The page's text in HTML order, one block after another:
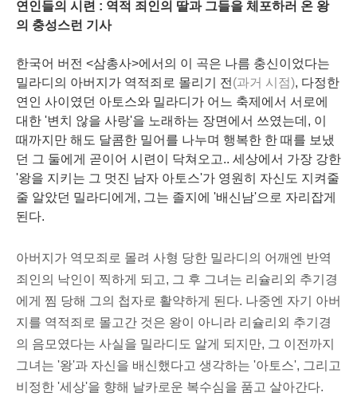
연인들의 시련 : 역적 죄인의 딸과 그들을 체포하러 온 왕
의 충성스런 기사
한국어 버전 <삼총사>에서의 이 곡은 나름 충신이었다는
밀라디의 아버지가 역적죄로 몰리기 전 (과거 시점), 다정한
연인 사이였던 아토스와 밀라디가 어느 축제에서 서로에
대한 '변치 않을 사랑'을 노래하는 장면에서 쓰였는데, 이
때까지만 해도 달콤한 밀어를 나누며 행복한 한 때를 보냈
던 그 둘에게 곧이어 시련이 닥쳐오고.. 세상에서 가장 강한
'왕을 지키는 그 멋진 남자 아토스'가 영원히 자신도 지켜줄
줄 알았던 밀라디에게, 그는 졸지에 '배신남'으로 자리잡게
된다.
아버지가 역모죄로 몰려 사형 당한 밀라디의 어깨엔 반역
죄인의 낙인이 찍하게 되고, 그 후 그녀는 리슐리외 추기경
에게 찜 당해 그의 첩자로 활약하게 된다. 나중엔 자기 아버
지를 역적죄로 몰고간 것은 왕이 아니라 리슐리외 추기경
의 음모였다는 사실을 밀라디도 알게 되지만, 그 이전까지
그녀는 '왕'과 자신을 배신했다고 생각하는 '아토스', 그리고
비정한 '세상'을 향해 날카로운 복수심을 품고 살아간다.